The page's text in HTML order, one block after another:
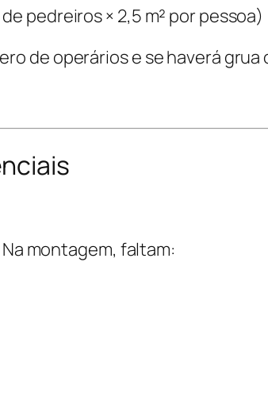
pedreiros × 2,5 m² por pessoa)
de operários e se haverá grua
montagem, faltam: